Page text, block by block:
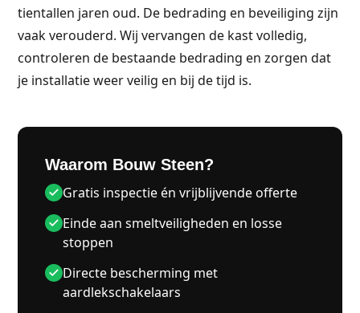
tientallen jaren oud. De bedrading en beveiliging zijn
vaak verouderd. Wij vervangen de kast volledig,
controleren de bestaande bedrading en zorgen dat
je installatie weer veilig en bij de tijd is.
Waarom Bouw Steen?
Gratis inspectie én vrijblijvende offerte
Einde aan smeltveiligheden en losse
stoppen
Directe bescherming met
aardlekschakelaars